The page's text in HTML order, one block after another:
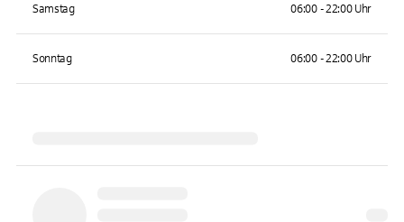
Samstag 06:00 - 22:00 Uhr
Sonntag 06:00 - 22:00 Uhr